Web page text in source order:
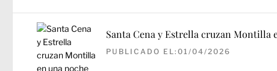
Santa Cena y Estrella cruzan Montilla
PUBLICADO EL:01/04/2026